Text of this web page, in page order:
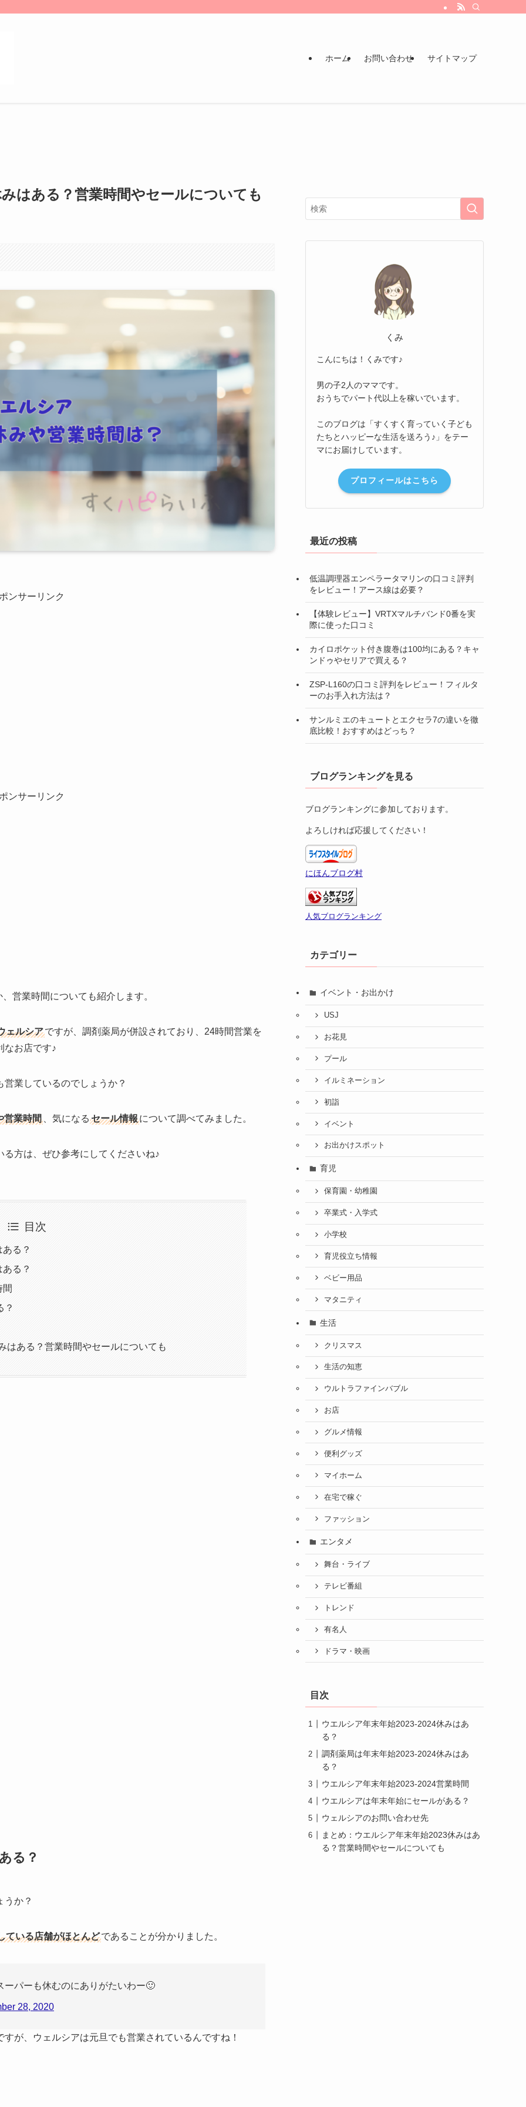
ホーム お問い合わせ サイトマップ
はある？営業時間やセールについても
ンサーリンク
ンサーリンク
営業時間についても紹介します。
ェルシアですが、調剤薬局が併設されており、24時間営業を
なお店です♪
業しているのでしょうか？
営業時間 、気になる セール情報について調べてみました。
方は、ぜひ参考にしてくださいね♪
目次
る？
る？
間
？
はある？営業時間やセールについても
る？
うか？
ている店舗がほとんどであることが分かりました。
パーも休むのにありがたいわー🙂
28, 2020
が、ウェルシアは元旦でも営業されているんですね！
くみ
こんにちは！くみです♪
男の子2人のママです。
おうちでパート代以上を稼いでいます。
このブログは「すくすく育っていく子ども
たちとハッピーな生活を送ろう♪」をテー
マにお届けしています。
プロフィールはこちら
最近の投稿
低温調理器エンペラータマリンの口コミ評判
をレビュー！アース線は必要？
【体験レビュー】VRTXマルチバンド0番を実
際に使った口コミ
カイロポケット付き腹巻は100均にある？キャ
ンドゥやセリアで買える？
ZSP-L160の口コミ評判をレビュー！フィルタ
ーのお手入れ方法は？
サンルミエのキュートとエクセラ7の違いを徹
底比較！おすすめはどっち？
ブログランキングを見る
ブログランキングに参加しております。
よろしければ応援してください！
にほんブログ村
人気ブログランキング
カテゴリー
イベント・お出かけ
USJ
お花見
プール
イルミネーション
初詣
イベント
お出かけスポット
育児
保育園・幼稚園
卒業式・入学式
小学校
育児役立ち情報
ベビー用品
マタニティ
生活
クリスマス
生活の知恵
ウルトラファインバブル
お店
グルメ情報
便利グッズ
マイホーム
在宅で稼ぐ
ファッション
エンタメ
舞台・ライブ
テレビ番組
トレンド
有名人
ドラマ・映画
目次
ウエルシア年末年始2023-2024休みはあ
る？
調剤薬局は年末年始2023-2024休みはあ
る？
ウエルシア年末年始2023-2024営業時間
ウエルシアは年末年始にセールがある？
ウェルシアのお問い合わせ先
まとめ：ウエルシア年末年始2023休みはあ
る？営業時間やセールについても